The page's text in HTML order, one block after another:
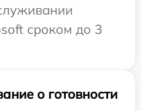
сроком до 3
о готовности